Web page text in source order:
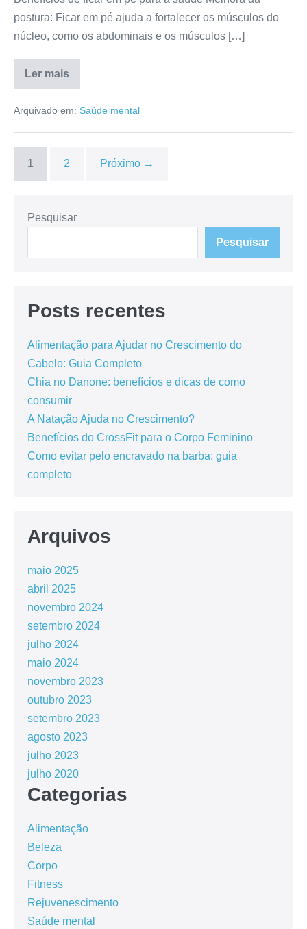
postura: Ficar em pé ajuda a fortalecer os músculos do
núcleo, como os abdominais e os músculos […]
Ler mais
A
importância
ficar
pé
para
saúde
Arquivado em: Saúde mental
1 2 Próximo →
Pesquisar
Pesquisar
Posts recentes
Alimentação para Ajudar no Crescimento do
Cabelo: Guia Completo
Chia no Danone: benefícios e dicas de como
consumir
A Natação Ajuda no Crescimento?
Benefícios do CrossFit para o Corpo Feminino
Como evitar pelo encravado na barba: guia
completo
Arquivos
maio 2025
abril 2025
novembro 2024
setembro 2024
julho 2024
maio 2024
novembro 2023
outubro 2023
setembro 2023
agosto 2023
julho 2023
julho 2020
Categorias
Alimentação
Beleza
Corpo
Fitness
Rejuvenescimento
Saúde mental